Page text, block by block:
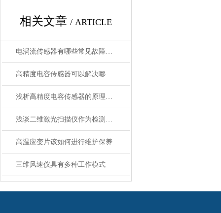
相关文章 / ARTICLE
电涡流传感器有哪些常见故障处理
高精度电容传感器可以解决哪些问题
浅析高精度电容传感器的原理与应用
浅谈二维激光扫描仪作为检测工具的质量要求
高温应变片该如何进行维护保养
三维风速仪具有多种工作模式